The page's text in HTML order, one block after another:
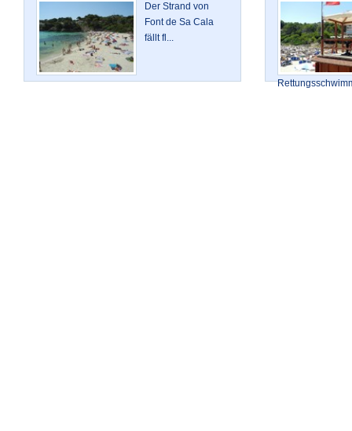
Der Strand von
Font de Sa Cala
fällt fl...